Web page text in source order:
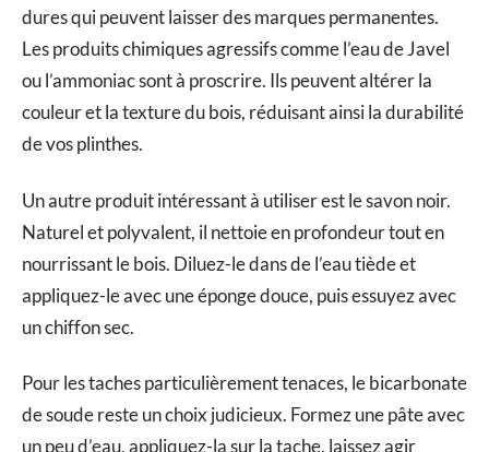
dures qui peuvent laisser des marques permanentes.
Les produits chimiques agressifs comme l’eau de Javel
ou l’ammoniac sont à proscrire. Ils peuvent altérer la
couleur et la texture du bois, réduisant ainsi la durabilité
de vos plinthes.
Un autre produit intéressant à utiliser est le savon noir.
Naturel et polyvalent, il nettoie en profondeur tout en
nourrissant le bois. Diluez-le dans de l’eau tiède et
appliquez-le avec une éponge douce, puis essuyez avec
un chiffon sec.
Pour les taches particulièrement tenaces, le bicarbonate
de soude reste un choix judicieux. Formez une pâte avec
un peu d’eau, appliquez-la sur la tache, laissez agir